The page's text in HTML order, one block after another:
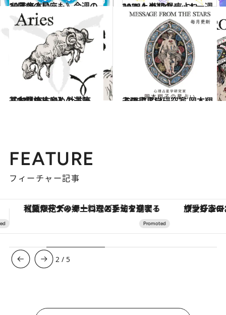
2026.8.2
《ほかの星座も》今週の12星座占い
占い 2026.1.15
ANNA.の12星座占い 2026上半期のラッキー週
2021.12.1
【12星座占い】牡羊座（おひつじ座）の運勢、基本性格まとめ
占い 2026.7.31
心理占星学研究家 岡本翔子の星占い
占い
FEATURE
フィーチャー記事
ヴァシュロン・コンスタンタン「オーヴァーシーズ・オートマティック」。旅愛好家のお気に入りコレクションから、ジェンダーレスな新作が登場
3 / 5